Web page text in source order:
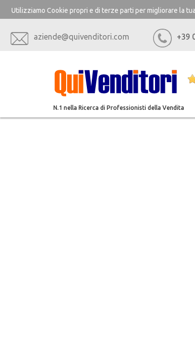
Utilizziamo Cookie propri e di terze parti per migliorare la
aziende@quivenditori.com +39
N.1 nella Ricerca di Professionisti della Vendita